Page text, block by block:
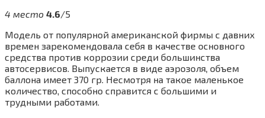
4 место 4.6/5
Модель от популярной американской фирмы с давних
времен зарекомендовала себя в качестве основного
средства против коррозии среди большинства
автосервисов. Выпускается в виде аэрозоля, объем
баллона имеет 370 гр. Несмотря на такое маленькое
количество, способно справится с большими и
трудными работами.